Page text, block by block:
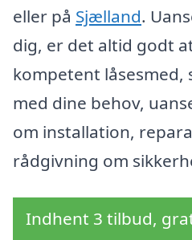
eller på Sjælland.
dig, er det altid godt
kompetent låsesmed,
med dine behov,
om installation,
rådgivning om
Indhent 3 tilbud,